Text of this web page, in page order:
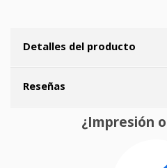
Detalles del producto
Reseñas
¿Impresión